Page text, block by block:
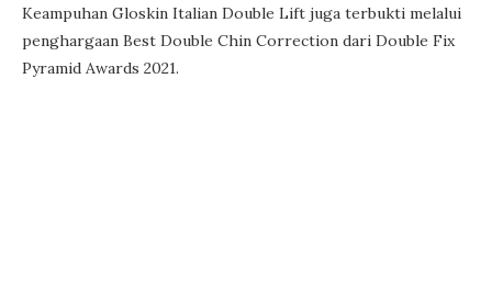
Keampuhan Gloskin Italian Double Lift juga terbukti melalui
penghargaan Best Double Chin Correction dari Double Fix
Pyramid Awards 2021.